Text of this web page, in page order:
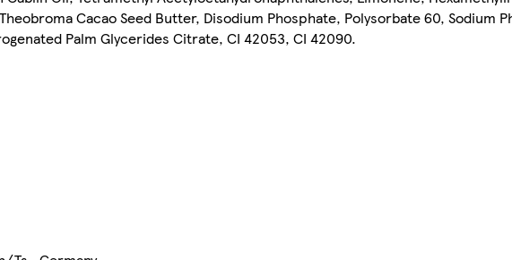
Cacao Seed Butter, Disodium Phosphate, Polysorbate 60, Sodium
Palm Glycerides Citrate, CI 42053, CI 42090.